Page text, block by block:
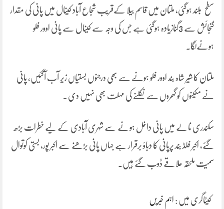
سطح بلند ہوگئی، ملتان میں قاسم بیلا کےقریب شجاع آباد کینال میں پانی کی مقدار
گنجائش سے 3گنازیادہ ہوگئی ہے جس کی وجہ سے کینال سے پانی اوور فلو
ہونےلگا۔
ملتان کا شیر شاہ بند اوور فلو ہونے سے بھی درجنوں بستیاں زیر آب آگئیں، پانی
نے مکینوں کو گھروں سے نکلنے کی مہلت بھی نہیں دی ۔
سکندری نالے میں پانی داخل ہونے سے شہری آبادی کے لیے خطرات بڑھ
گئے، اکبر فلڈ بند پرپانی کا دباؤ برقرار ہے جہاں پانی بڑھنے سے اکبر پور، بستی کوتوال
سمیت ملحقہ علاقے ڈوب گئے ہیں۔
کیٹاگری میں : اہم خبریں